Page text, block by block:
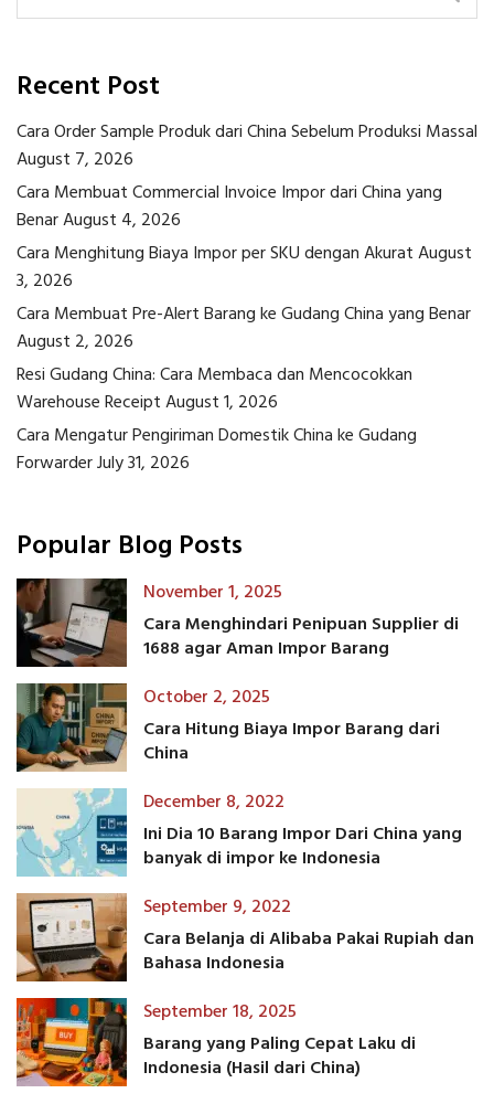
Recent Post
Cara Order Sample Produk dari China Sebelum Produksi Massal
August 7, 2026
Cara Membuat Commercial Invoice Impor dari China yang
BenarAugust 4, 2026
Cara Menghitung Biaya Impor per SKU dengan AkuratAugust
3, 2026
Cara Membuat Pre-Alert Barang ke Gudang China yang Benar
August 2, 2026
Resi Gudang China: Cara Membaca dan Mencocokkan
Warehouse ReceiptAugust 1, 2026
Cara Mengatur Pengiriman Domestik China ke Gudang
ForwarderJuly 31, 2026
Popular Blog Posts
November 1, 2025
Cara Menghindari Penipuan Supplier di
1688 agar Aman Impor Barang
October 2, 2025
Cara Hitung Biaya Impor Barang dari
China
December 8, 2022
Ini Dia 10 Barang Impor Dari China yang
banyak di impor ke Indonesia
September 9, 2022
Cara Belanja di Alibaba Pakai Rupiah dan
Bahasa Indonesia
September 18, 2025
Barang yang Paling Cepat Laku di
Indonesia (Hasil dari China)